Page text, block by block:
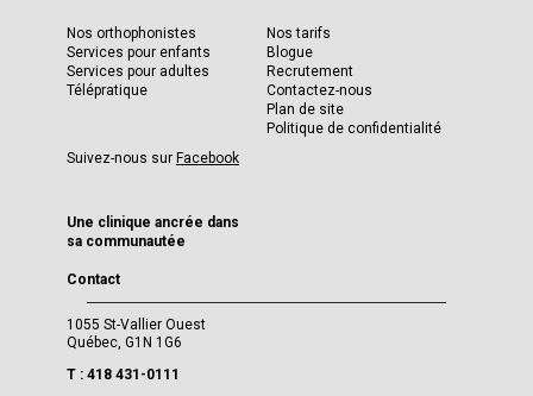
Nos orthophonistes
Services pour enfants
Services pour adultes
Télépratique
Nos tarifs
Blogue
Recrutement
Contactez-nous
Plan de site
Politique de confidentialité
Suivez-nous sur Facebook
Une clinique ancrée dans
sa communautée
Contact
1055 St-Vallier Ouest
Québec, G1N 1G6
T : 418 431-0111